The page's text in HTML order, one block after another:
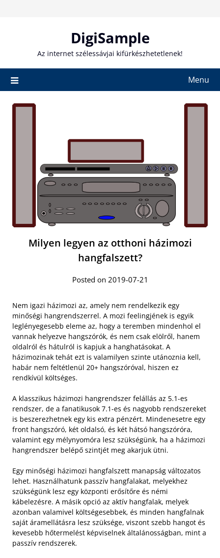
DigiSample
Az internet szélessávjai kifürkészhetetlenek!
Menu
Milyen legyen az otthoni házimozi
hangfalszett?
Posted on 2019-07-21
Nem igazi házimozi az, amely nem rendelkezik egy
minőségi hangrendszerrel. A mozi feelingjének is egyik
leglényegesebb eleme az, hogy a teremben mindenhol el
vannak helyezve hangszórók, és nem csak elölről, hanem
oldalról és hátulról is kapjuk a hanghatásokat. A
házimozinak tehát ezt is valamilyen szinte utánoznia kell,
habár nem feltétlenül 20+ hangszóróval, hiszen ez
rendkívül költséges.
A klasszikus házimozi hangrendszer felállás az 5.1-es
rendszer, de a fanatikusok 7.1-es és nagyobb rendszereket
is beszerezhetnek egy kis extra pénzért. Mindenesetre egy
front hangszóró, két oldalsó, és két hátsó hangszóróra,
valamint egy mélynyomóra lesz szükségünk, ha a házimozi
hangrendszer belépő szintjét meg akarjuk ütni.
Egy minőségi házimozi hangfalszett manapság változatos
lehet. Használhatunk passzív hangfalakat, melyekhez
szükségünk lesz egy központi erősítőre és némi
kábelezésre. A másik opció az aktív hangfalak, melyek
azonban valamivel költségesebbek, és minden hangfalnak
saját áramellátásra lesz szüksége, viszont szebb hangot és
kevesebb hőtermelést képviselnek általánosságban, mint a
passzív rendszerek.